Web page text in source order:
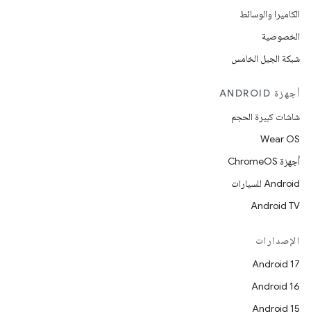
الكاميرا والوسائط
الخصوصية
شبكة الجيل الخامس
أجهزة ANDROID
شاشات كبيرة الحجم
Wear OS
أجهزة ChromeOS
Android للسيارات
Android TV
الإصدارات
Android 17
Android 16
Android 15